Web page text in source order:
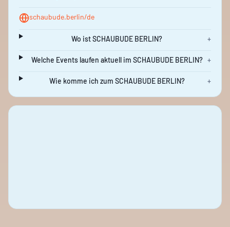
schaubude.berlin/de
Wo ist SCHAUBUDE BERLIN? +
Welche Events laufen aktuell im SCHAUBUDE BERLIN? +
Wie komme ich zum SCHAUBUDE BERLIN? +